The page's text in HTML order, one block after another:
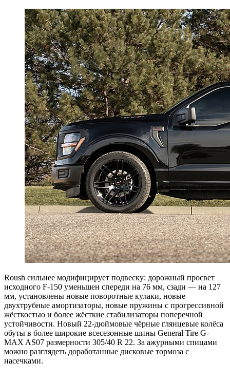
Roush сильнее модифицирует подвеску: дорожный просвет
исходного F-150 уменьшен спереди на 76 мм, сзади — на 127
мм, установлены новые поворотные кулаки, новые
двухтрубные амортизаторы, новые пружины с прогрессивной
жёсткостью и более жёсткие стабилизаторы поперечной
устойчивости. Новый 22-дюймовые чёрные глянцевые колёса
обуты в более широкие всесезонные шины General Tire G-
MAX AS07 размерности 305/40 R 22. За ажурными спицами
можно разглядеть доработанные дисковые тормоза с
насечками.